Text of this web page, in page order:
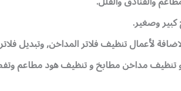
وصغير.
لأعمال تنظيف فلاتر المداخن, وتبديل
تنظيف مداخن مطابخ و تنظيف هود مطاعم